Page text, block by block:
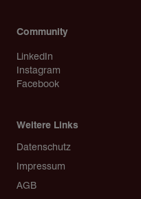
Community
LinkedIn
Instagram
Facebook
Weitere Links
Copyright
Datenschutz
Impressum
AGB